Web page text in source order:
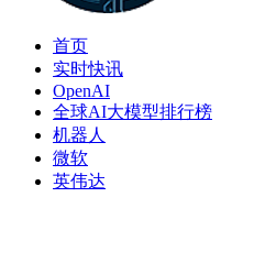
首页
实时快讯
OpenAI
全球AI大模型排行榜
机器人
微软
英伟达